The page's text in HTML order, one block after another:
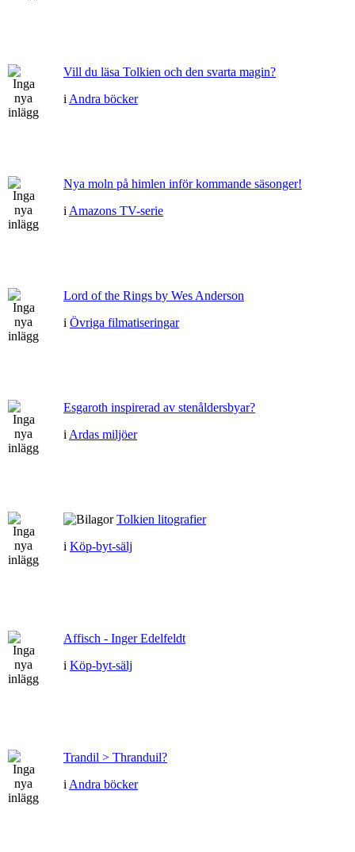
Vill du läsa Tolkien och den svarta magin?
i Andra böcker
Nya moln på himlen inför kommande säsonger!
i Amazons TV-serie
Lord of the Rings by Wes Anderson
i Övriga filmatiseringar
Esgaroth inspirerad av stenåldersbyar?
i Ardas miljöer
Tolkien litografier
i Köp-byt-sälj
Affisch - Inger Edelfeldt
i Köp-byt-sälj
Trandil > Thranduil?
i Andra böcker